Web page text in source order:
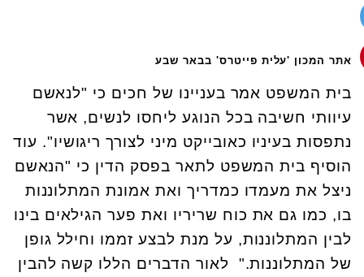
אתר המכון 'עלית פייטרס' בבאר שבע
בית המשפט אמר בעניינו של חכים כי "לנאשם
עיוותי חשיבה בכל הנוגע ליחסו לנשים, אשר
נתפסות בעיניו כאובייקט מיני לצורך ריגושיו". עוד
הוסיף בית המשפט לתאר בפסק הדין כי "הנאשם
ניצל את מעמדו כמדריך ואת אמונת המתלוננות
בו, כמו גם את כוח שריריו ואת פער הגילאים בינו
לבין המתלוננות, על מנת לבצע זממו וחילל גופן
של המתלוננות." לאור הדברים הללו קשה להבין